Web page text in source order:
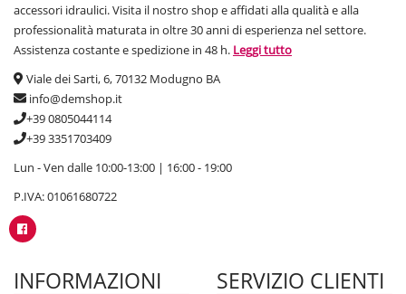
accessori idraulici. Visita il nostro shop e affidati alla qualità e alla
professionalità maturata in oltre 30 anni di esperienza nel settore.
Assistenza costante e spedizione in 48 h. Leggi tutto
Viale dei Sarti, 6, 70132 Modugno BA
info@demshop.it
+39 0805044114
+39 3351703409
Lun - Ven dalle 10:00-13:00 | 16:00 - 19:00
P.IVA: 01061680722
INFORMAZIONI SERVIZIO CLIENTI